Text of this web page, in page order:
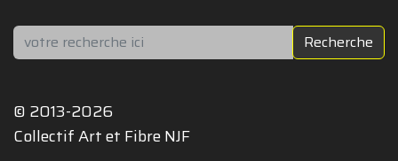
Rechercher Recherche
© 2013-2026
Collectif Art et Fibre NJF